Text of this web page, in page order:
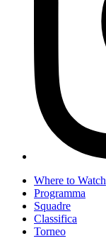
Where to Watch
Programma
Squadre
Classifica
Torneo